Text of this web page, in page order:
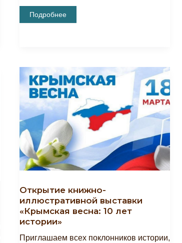
Внимание!
Подробнее
Открытие книжно-
иллюстративной выставки
«Крымская весна: 10 лет
истории»
Приглашаем всех поклонников истории,